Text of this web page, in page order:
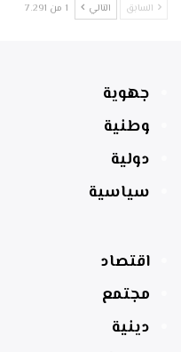
السابق التالي 1 من 7٬291
جهوية
وطنية
دولية
سياسية
اقتصاد
مجتمع
دينية